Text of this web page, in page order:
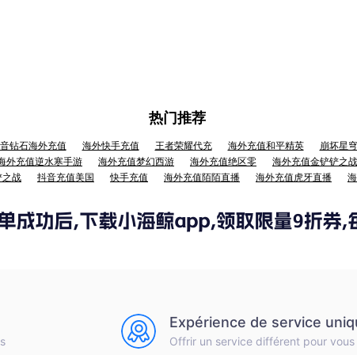
热门推荐
钻石海外充值 海外快手充值 王者荣耀代充 海外充值和平精英 崩坏星
外充值逆水寒手游
海外充值梦幻西游 海外充值绝区零 海外充值金铲铲之战
之战
抖音充值美国 快手充值 海外充值陌陌直播 海外充值虎牙直播
Expérience de service
Offrir un service différent pour vous